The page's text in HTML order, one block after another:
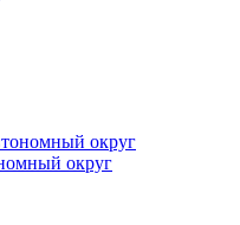
округ
округ